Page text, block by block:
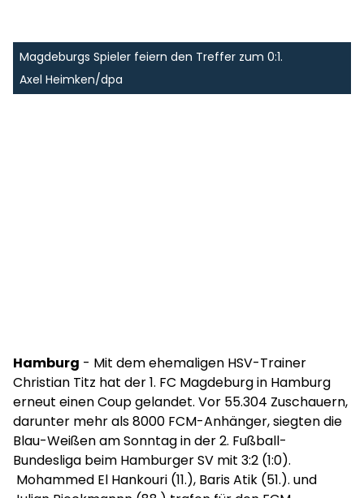
Magdeburgs Spieler feiern den Treffer zum 0:1.
Axel Heimken/dpa
Hamburg - Mit dem ehemaligen HSV-Trainer
Christian Titz hat der 1. FC Magdeburg in Hamburg
erneut einen Coup gelandet. Vor 55.304 Zuschauern,
darunter mehr als 8000 FCM-Anhänger, siegten die
Blau-Weißen am Sonntag in der 2. Fußball-
Bundesliga beim Hamburger SV mit 3:2 (1:0).
Mohammed El Hankouri (11.), Baris Atik (51.). und